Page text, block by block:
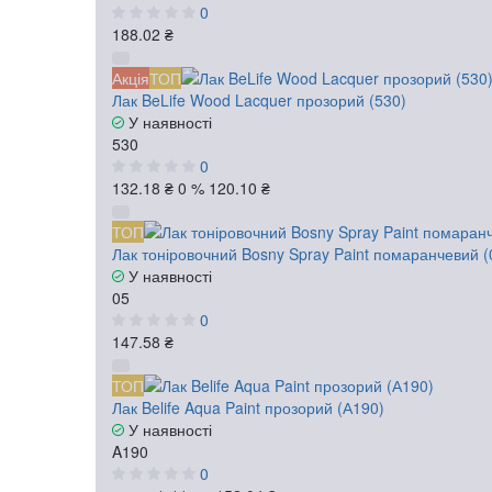
0
188.02 ₴
АкціяТОП
Лак BeLife Wood Lacquer прозорий (530)
У наявності
530
0
132.18 ₴ 0 % 120.10 ₴
ТОП
Лак тоніровочний Bosny Spray Paint помаранчевий
У наявності
05
0
147.58 ₴
ТОП
Лак Belife Aqua Paint прозорий (А190)
У наявності
A190
0